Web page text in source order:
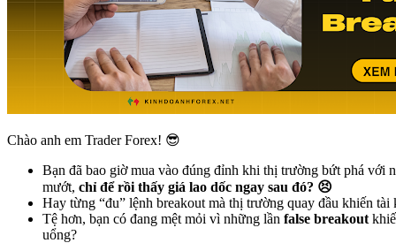
Chào anh em Trader Forex! 😎
Bạn đã bao giờ mua vào đúng đỉnh khi thị trường bứt phá với
mướt, chỉ để rồi thấy giá lao dốc ngay sau đó? 😣
Hay từng “đu” lệnh breakout mà thị trường quay đầu khiến tài
Tệ hơn, bạn có đang mệt mỏi vì những lần false breakout
uổng?